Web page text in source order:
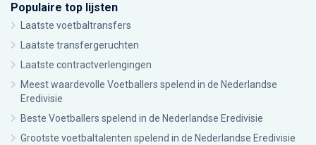
Populaire top lijsten
Laatste voetbaltransfers
Laatste transfergeruchten
Laatste contractverlengingen
Meest waardevolle Voetballers spelend in de Nederlandse
Eredivisie
Beste Voetballers spelend in de Nederlandse Eredivisie
Grootste voetbaltalenten spelend in de Nederlandse Eredivisie